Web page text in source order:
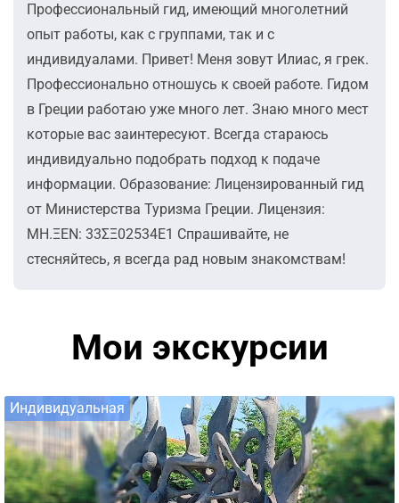
Профессиональный гид, имеющий многолетний
опыт работы, как с группами, так и с
индивидуалами. Привет! Меня зовут Илиас, я грек.
Профессионально отношусь к своей работе. Гидом
в Греции работаю уже много лет. Знаю много мест
которые вас заинтересуют. Всегда стараюсь
индивидуально подобрать подход к подаче
информации. Образование: Лицензированный гид
от Министерства Туризма Греции. Лицензия:
ΜΗ.ΞΕΝ: 33ΣΞ02534Ε1 Спрашивайте, не
стесняйтесь, я всегда рад новым знакомствам!
Мои экскурсии
Индивидуальная